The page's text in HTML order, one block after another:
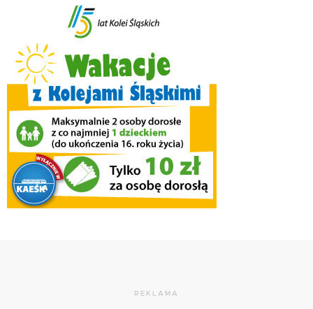
REKLAMA